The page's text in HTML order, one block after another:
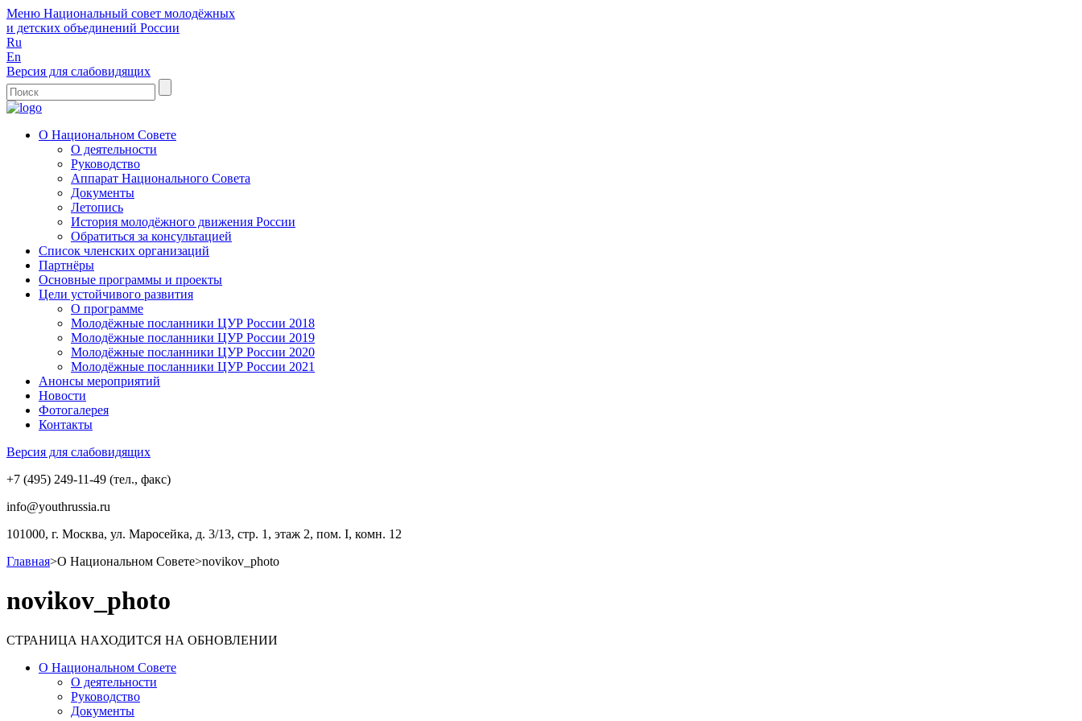
Меню Национальный совет молодёжных
и детских объединений России
Ru
En
Версия для слабовидящих
О Национальном Совете
О деятельности
Руководство
Аппарат Национального Совета
Документы
Летопись
История молодёжного движения России
Обратиться за консультацией
Список членских организаций
Партнёры
Основные программы и проекты
Цели устойчивого развития
О программе
Молодёжные посланники ЦУР России 2018
Молодёжные посланники ЦУР России 2019
Молодёжные посланники ЦУР России 2020
Молодёжные посланники ЦУР России 2021
Анонсы мероприятий
Новости
Фотогалерея
Контакты
Версия для слабовидящих
+7 (495) 249-11-49 (тел., факс)
info@youthrussia.ru
101000, г. Москва, ул. Маросейка, д. 3/13, стр. 1, этаж 2, пом. I, комн. 12
Главная>О Национальном Совете>novikov_photo
novikov_photo
СТРАНИЦА НАХОДИТСЯ НА ОБНОВЛЕНИИ
О Национальном Совете
О деятельности
Руководство
Документы